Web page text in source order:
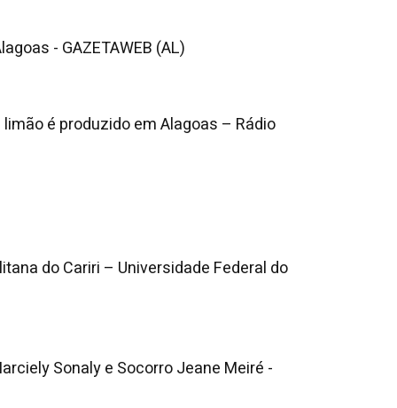
- GAZETAWEB (AL)
é produzido em Alagoas – Rádio
do Cariri – Universidade Federal do
Sonaly e Socorro Jeane Meiré -